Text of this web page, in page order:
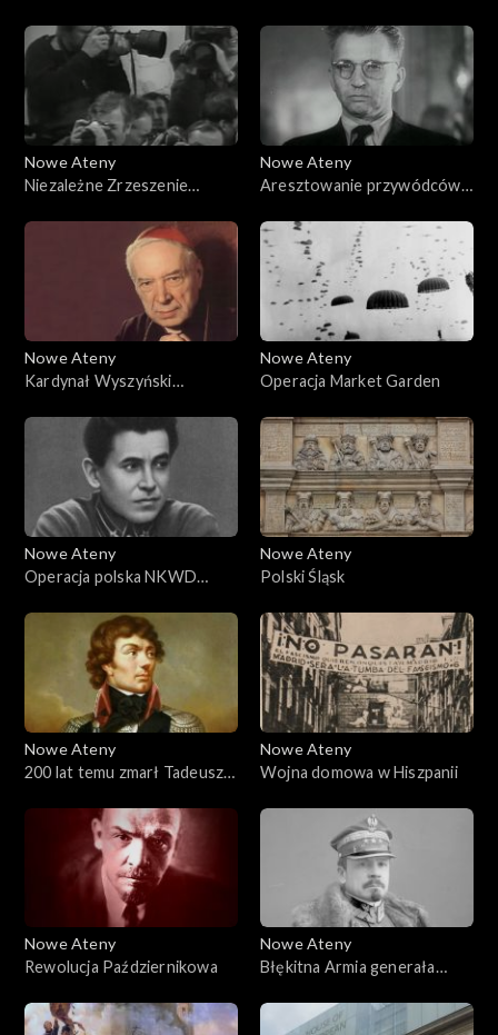
Nowe Ateny
Niezależne Zrzeszenie
Nowe Ateny
Aresztowanie przywódców
Podziemnego
Nowe Ateny
Kardynał Wyszyński
komunistami w 1950 roku
Nowe Ateny
Operacja Market Garden
Nowe Ateny
Operacja polska NKWD
Nowe Ateny
Polski Śląsk
Nowe Ateny
200 lat temu zmarł Tadeusz
Nowe Ateny
Wojna domowa w Hiszpanii
Nowe Ateny
Rewolucja Październikowa
Nowe Ateny
Błękitna Armia generała